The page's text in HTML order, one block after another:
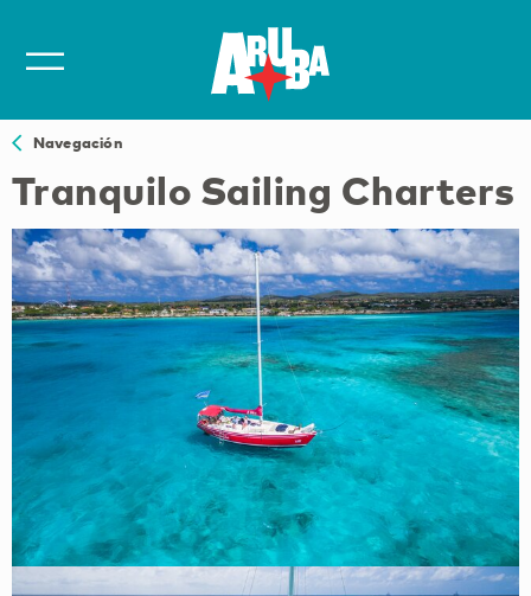
Navegación
Tranquilo Sailing Charters